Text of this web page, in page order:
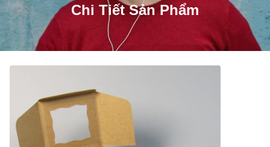
Chi Tiết Sản Phẩm